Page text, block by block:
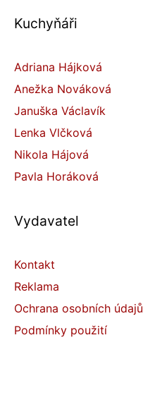
Kuchyňáři
Adriana Hájková
Anežka Nováková
Januška Václavík
Lenka Vlčková
Nikola Hájová
Pavla Horáková
Vydavatel
Kontakt
Reklama
Ochrana osobních údajů
Podmínky použití